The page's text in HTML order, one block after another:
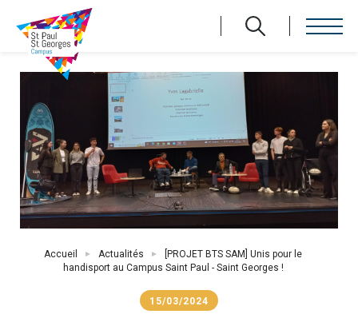
d'Ariane
Accueil Actualités
[PROJET BTS SAM] Unis pour le
handisport au Campus Saint Paul - Saint Georges !
15/03/2024